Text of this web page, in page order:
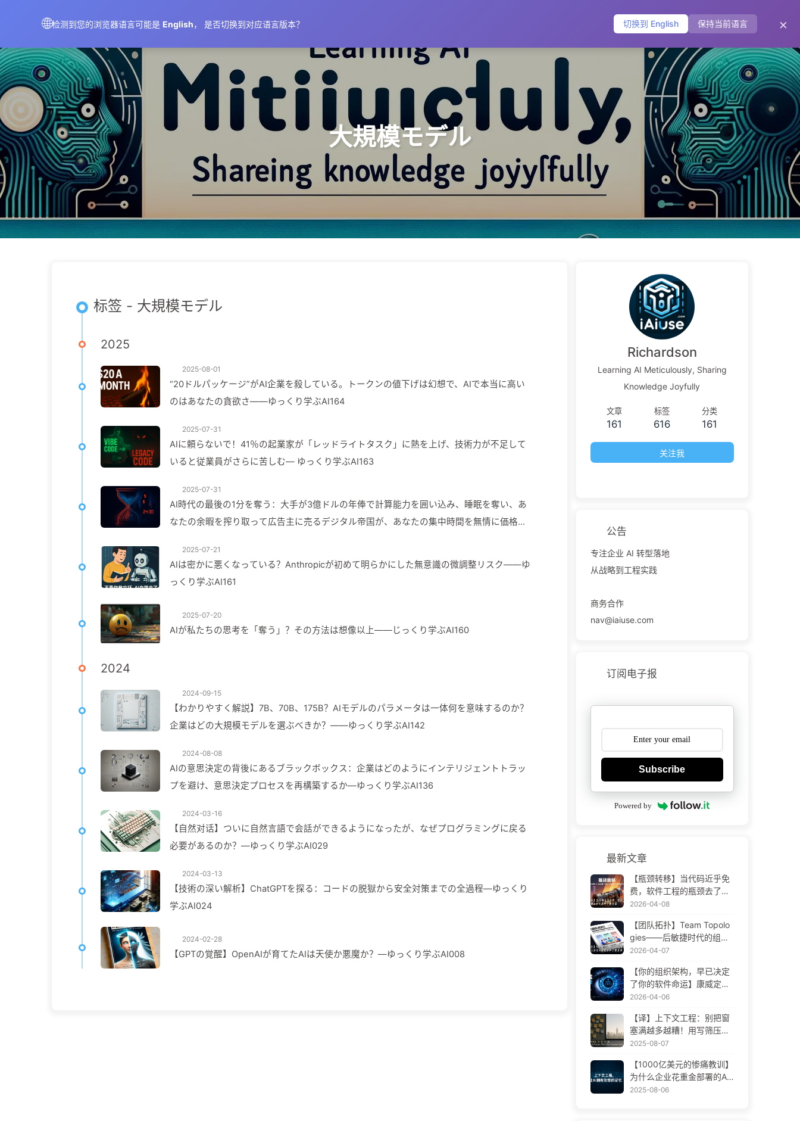
🌐检测到您的浏览器语言可能是 English， 是否切换到对应语言版本？ 切换到 English 保持当前语言 ×
AIMeticulously 标签 分类 友链 关于
大規模モデル
标签 - 大規模モデル
2025
2025-08-01
“20ドルパッケージ”がAI企業を殺している。トークンの値下げは幻想で、AIで本当に高い
のはあなたの貪欲さ——ゆっくり学ぶAI164
2025-07-31
AIに頼らないで！41％の起業家が「レッドライトタスク」に熱を上げ、技術力が不足して
いると従業員がさらに苦しむ— ゆっくり学ぶAI163
2025-07-31
AI時代の最後の1分を奪う：大手が3億ドルの年俸で計算能力を囲い込み、睡眠を奪い、あ
なたの余暇を搾り取って広告主に売るデジタル帝国が、あなたの集中時間を無情に価格設
2025-07-21
AIは密かに悪くなっている？Anthropicが初めて明らかにした無意識の微調整リスク——ゆ
っくり学ぶAI161
2025-07-20
AIが私たちの思考を「奪う」？その方法は想像以上——じっくり学ぶAI160
2024
2024-09-15
【わかりやすく解説】7B、70B、175B？AIモデルのパラメータは一体何を意味するのか？
企業はどの大規模モデルを選ぶべきか？——ゆっくり学ぶAI142
2024-08-08
AIの意思決定の背後にあるブラックボックス：企業はどのようにインテリジェントトラッ
プを避け、意思決定プロセスを再構築するか—ゆっくり学ぶAI136
2024-03-16
【自然对话】ついに自然言語で会話ができるようになったが、なぜプログラミングに戻る
必要があるのか？—ゆっくり学ぶAI029
2024-03-13
【技術の深い解析】ChatGPTを探る：コードの脱獄から安全対策までの全過程—ゆっくり
学ぶAI024
2024-02-28
【GPTの覚醒】OpenAIが育てたAIは天使か悪魔か？—ゆっくり学ぶAI008
Richardson
Learning AI Meticulously, Sharing
Knowledge Joyfully
文章
161
标签
616
分类
161
关注我
公告
专注企业 AI 转型落地
从战略到工程实践
商务合作
nav@iaiuse.com
订阅电子报
Subscribe
Powered by
最新文章
【瓶颈转移】当代码近乎免
费，软件工程的瓶颈去了哪
里 AI 时代软件工程变革——
2026-04-08
【团队拓扑】Team Topolo
gies——后敏捷时代的组织
设计方法论 AI 时代软件工程
2026-04-07
【你的组织架构，早已决定
了你的软件命运】康威定律
——被低估了 56 年的管理
——慢慢学AI171
2026-04-06
【译】上下文工程：别把窗
塞满越多越糟！用写筛压隔
四步，警惕投毒干扰混淆冲
学AI170
2025-08-07
【1000亿美元的惨痛教训】
为什么企业花重金部署的AI
助手，总在关键时刻“失
2025-08-06